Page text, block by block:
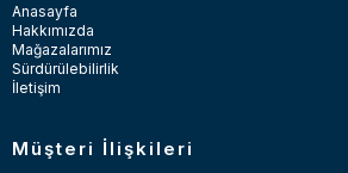
Anasayfa
Hakkımızda
Mağazalarımız
Sürdürülebilirlik
İletişim
Müşteri İlişkileri